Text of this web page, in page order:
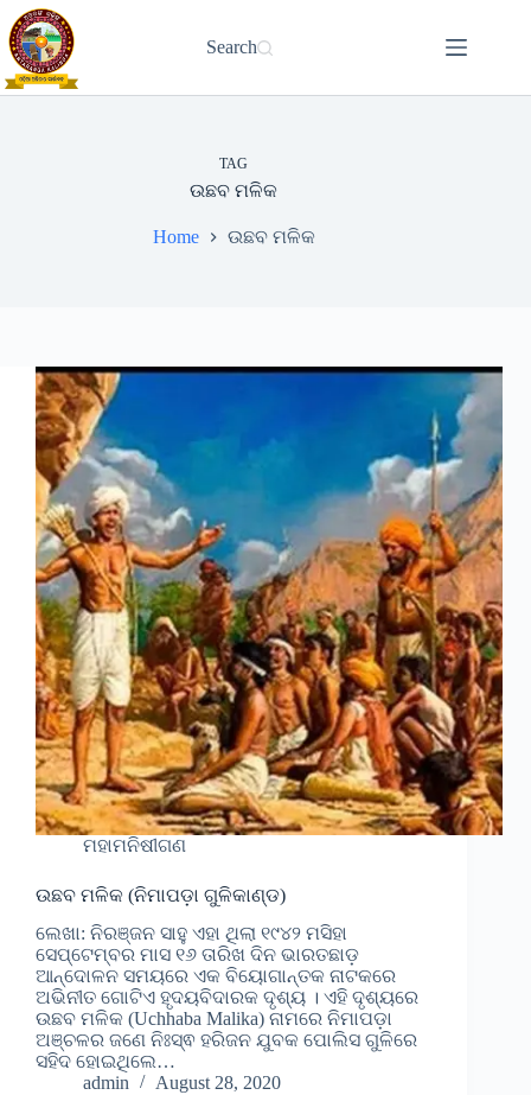
Skip
to
content
Search
TAG
ଉଛବ ମଳିକ
Home ଉଛବ ମଳିକ
ମହାମନିଷୀଗଣ
ଉଛବ ମଳିକ (ନିମାପଡ଼ା ଗୁଳିକାଣ୍ଡ)
ଲେଖା: ନିରଞ୍ଜନ ସାହୁ ଏହା ଥିଲା ୧୯୪୨ ମସିହା
ସେପ୍ଟେମ୍ବର ମାସ ୧୬ ତାରିଖ ଦିନ ଭାରତଛାଡ଼
ଆନ୍ଦୋଳନ ସମୟରେ ଏକ ବିୟୋଗାନ୍ତକ ନାଟକରେ
ଅଭିନୀତ ଗୋଟିଏ ହୃଦୟବିଦାରକ ଦୃଶ୍ୟ । ଏହି ଦୃଶ୍ୟରେ
ଉଛବ ମଳିକ (Uchhaba Malika) ନାମରେ ନିମାପଡ଼ା
ଅଞ୍ଚଳର ଜଣେ ନିଃସ୍ଵ ହରିଜନ ଯୁବକ ପୋଲିସ ଗୁଳିରେ
ସହିଦ ହୋଇଥିଲେ…
admin
August 28, 2020